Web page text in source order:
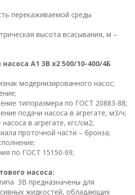
перекаживаемой среды
высота всасывания, м –
А1 3В х2 500/10-400/4Б
модернизированного насос;
типоразмера по ГОСТ 20883-88;
подачи насоса в агрегате, м3/ч;
в агрегате, кгс/см2;
проточной части – бронза;
по ГОСТ 15150-69;
насоса:
3В предназначены для
жидкостей, обладающих